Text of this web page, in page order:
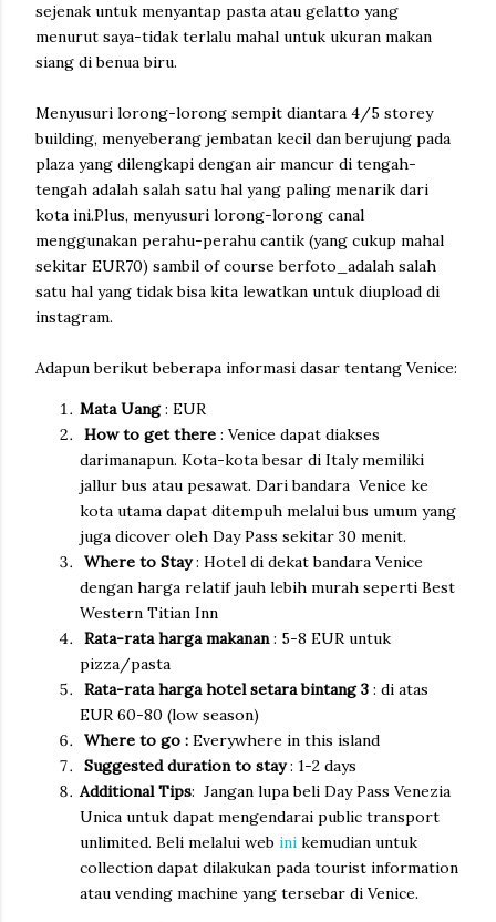
sejenak untuk menyantap pasta atau gelatto yang
menurut saya-tidak terlalu mahal untuk ukuran makan
siang di benua biru.
Menyusuri lorong-lorong sempit diantara 4/5 storey
building, menyeberang jembatan kecil dan berujung pada
plaza yang dilengkapi dengan air mancur di tengah-
tengah adalah salah satu hal yang paling menarik dari
kota ini.Plus, menyusuri lorong-lorong canal
menggunakan perahu-perahu cantik (yang cukup mahal
sekitar EUR70) sambil of course berfoto_adalah salah
satu hal yang tidak bisa kita lewatkan untuk diupload di
instagram.
Adapun berikut beberapa informasi dasar tentang Venice:
Mata Uang: EUR
How to get there : Venice dapat diakses
darimanapun. Kota-kota besar di Italy memiliki
jallur bus atau pesawat. Dari bandara Venice ke
kota utama dapat ditempuh melalui bus umum yang
juga dicover oleh Day Pass sekitar 30 menit.
Where to Stay: Hotel di dekat bandara Venice
dengan harga relatif jauh lebih murah seperti Best
Western Titian Inn
Rata-rata harga makanan: 5-8 EUR untuk
pizza/pasta
Rata-rata harga hotel setara bintang 3 : di atas
EUR 60-80 (low season)
Where to go : Everywhere in this island
Suggested duration to stay: 1-2 days
Additional Tips: Jangan lupa beli Day Pass Venezia
Unica untuk dapat mengendarai public transport
unlimited. Beli melalui web ini kemudian untuk
collection dapat dilakukan pada tourist information
atau vending machine yang tersebar di Venice.